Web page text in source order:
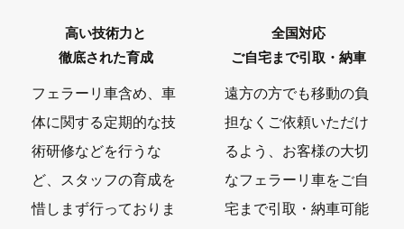
高い技術力と
徹底された育成
フェラーリ車含め、車
体に関する定期的な技
術研修などを行うな
ど、スタッフの育成を
惜しまず行っておりま
全国対応
ご自宅まで引取・納車
遠方の方でも移動の負
担なくご依頼いただけ
るよう、お客様の大切
なフェラーリ車をご自
宅まで引取・納車可能